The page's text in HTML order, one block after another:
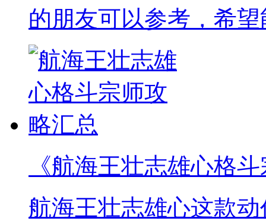
的朋友可以参考，希
《航海王壮志雄心格
航海王壮志雄心这款